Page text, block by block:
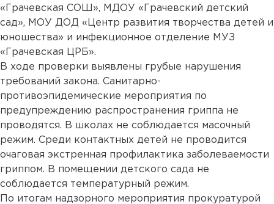
«Грачевская СОШ», МДОУ «Грачевский детский
сад», МОУ ДОД «Центр развития творчества детей и
юношества» и инфекционное отделение МУЗ
«Грачевская ЦРБ».
В ходе проверки выявлены грубые нарушения
требований закона. Санитарно-
противоэпидемические мероприятия по
предупреждению распространения гриппа не
проводятся. В школах не соблюдается масочный
режим. Среди контактных детей не проводится
очаговая экстренная профилактика заболеваемости
гриппом. В помещении детского сада не
соблюдается температурный режим.
По итогам надзорного мероприятия прокуратурой